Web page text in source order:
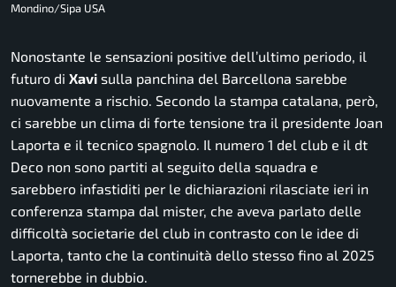
Mondino/Sipa USA
Nonostante le sensazioni positive dell’ultimo periodo, il
futuro di Xavi sulla panchina del Barcellona sarebbe
nuovamente a rischio. Secondo la stampa catalana, però,
ci sarebbe un clima di forte tensione tra il presidente Joan
Laporta e il tecnico spagnolo. Il numero 1 del club e il dt
Deco non sono partiti al seguito della squadra e
sarebbero infastiditi per le dichiarazioni rilasciate ieri in
conferenza stampa dal mister, che aveva parlato delle
difficoltà societarie del club in contrasto con le idee di
Laporta, tanto che la continuità dello stesso fino al 2025
tornerebbe in dubbio.